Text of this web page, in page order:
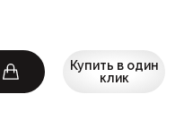
Купить в один
клик